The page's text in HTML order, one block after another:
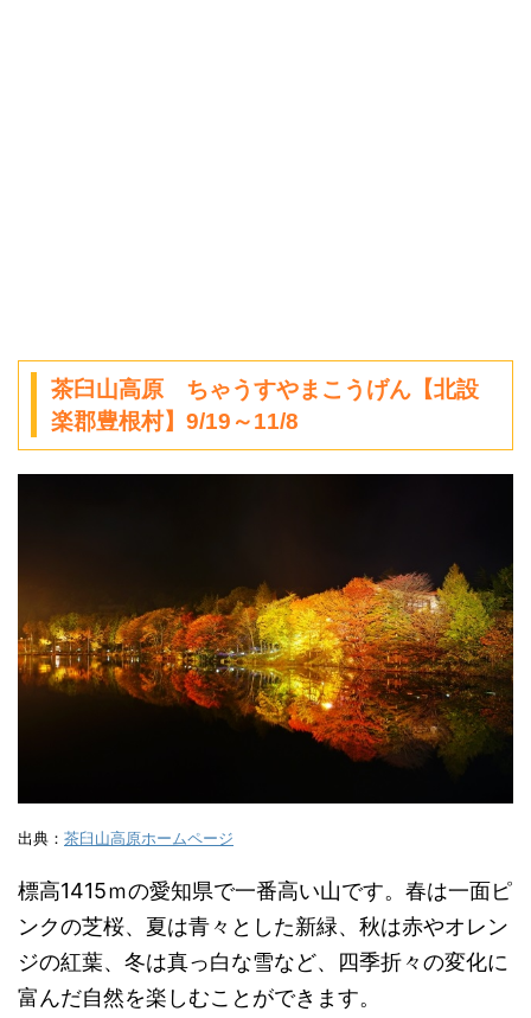
茶臼山高原 ちゃうすやまこうげん【北設
楽郡豊根村】9/19～11/8
出典： 茶臼山高原ホームページ
標高1415ｍの愛知県で一番高い山です。春は一面ピ
ンクの芝桜、夏は青々とした新緑、秋は赤やオレン
ジの紅葉、冬は真っ白な雪など、四季折々の変化に
富んだ自然を楽しむことができます。